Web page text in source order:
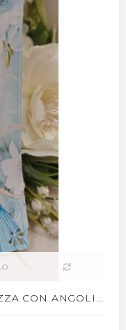
CON ANGOLI...